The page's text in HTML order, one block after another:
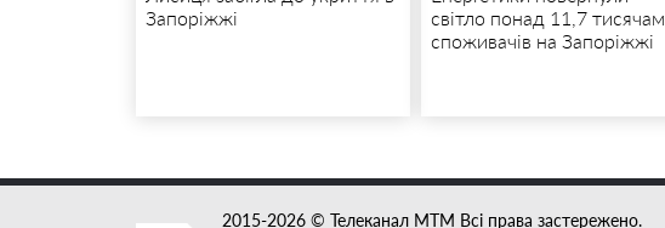
Запоріжжі
світло понад 11,7 тисячам
споживачів на Запоріжжі
2015-2026 © Телеканал MTM Всі права застережено.